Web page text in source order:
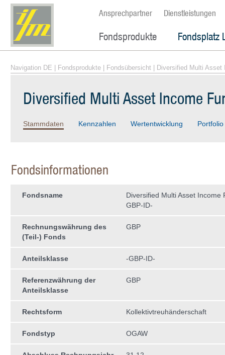
Ansprechpartner Dienstleistungen
Fondsprodukte Fondsplatz
Navigation DE Fondsprodukte Fondsübersicht | Diversified Multi
Diversified Multi Asset Income
Stammdaten Kennzahlen Wertentwicklung Portfolio
Fondsinformationen
Fondsname
Diversified Multi Asset Income
GBP-ID-
Rechnungswährung des
(Teil-) Fonds
GBP
Anteilsklasse -GBP-ID-
Referenzwährung der
Anteilsklasse
GBP
Rechtsform Kollektivtreuhän­derschaft
Fondstyp OGAW